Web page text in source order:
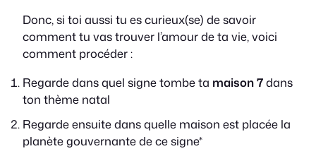
Donc, si toi aussi tu es curieux(se) de savoir
comment tu vas trouver l’amour de ta vie, voici
comment procéder :
Regarde dans quel signe tombe ta maison 7dans
ton thème natal
Regarde ensuite dans quelle maison est placée la
planète gouvernante de ce signe*